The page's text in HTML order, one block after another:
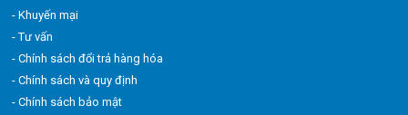
- Khuyến mại
- Tư vấn
- Chính sách đổi trả hàng hóa
- Chính sách và quy định
- Chính sách bảo mật